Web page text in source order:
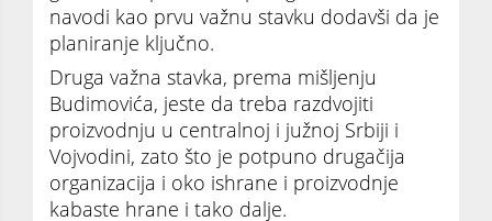
navodi kao prvu važnu stavku dodavši da je
planiranje ključno.
Druga važna stavka, prema mišljenju
Budimovića, jeste da treba razdvojiti
proizvodnju u centralnoj i južnoj Srbiji i
Vojvodini, zato što je potpuno drugačija
organizacija i oko ishrane i proizvodnje
kabaste hrane i tako dalje.